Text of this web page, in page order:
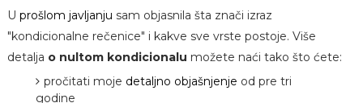
U prošlom javljanju sam objasnila šta znači izraz
"kondicionalne rečenice" i kakve sve vrste postoje. Više
detalja o nultom kondicionalu možete naći tako što ćete:
pročitati moje detaljno objašnjenje od pre tri
godine